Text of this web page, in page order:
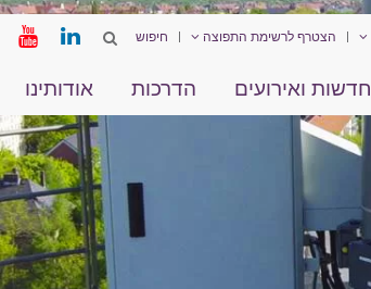
הצטרף לרשימת התפוצה
חדשות ואירועים הדרכות אודותינו